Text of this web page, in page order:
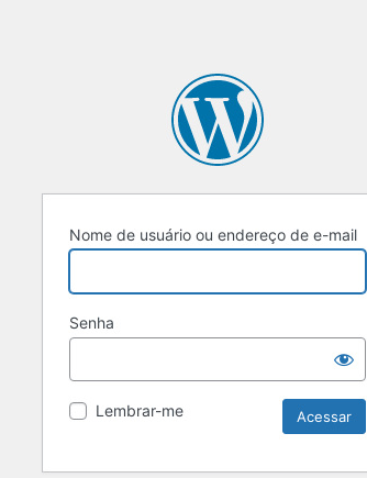
Nome de usuário ou endereço de e-mail
Senha
Lembrar-me